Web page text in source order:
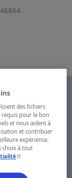
des fichiers
requis pour le bon
et nous aident à
et contribuer
expérience.
choix à tout
- Cet hyperlien